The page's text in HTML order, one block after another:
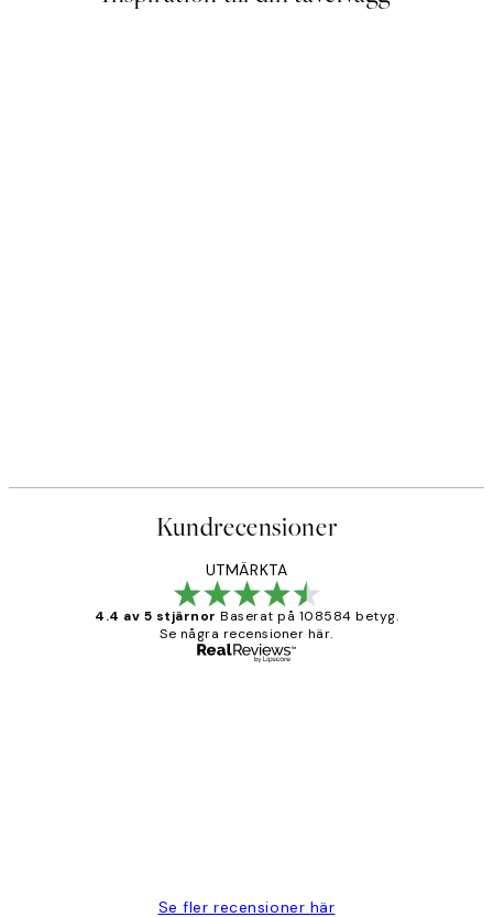
Kundrecensioner
UTMÄRKTA
4.4 av 5 stjärnor Baserat på 108584 betyg.
Se några recensioner här.
Se fler recensioner här